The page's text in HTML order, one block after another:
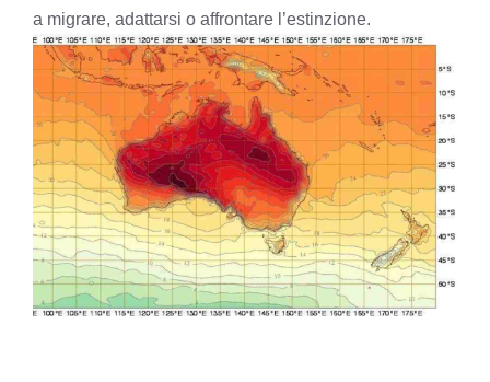
a migrare, adattarsi o affrontare l’estinzione.